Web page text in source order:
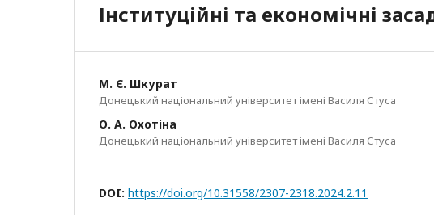
Інституційні та економічні
М. Є. Шкурат
Донецький національний університет імені Василя Стуса
О. А. Охотіна
Донецький національний університет імені Василя Стуса
DOI: https://doi.org/10.31558/2307-2318.2024.2.11